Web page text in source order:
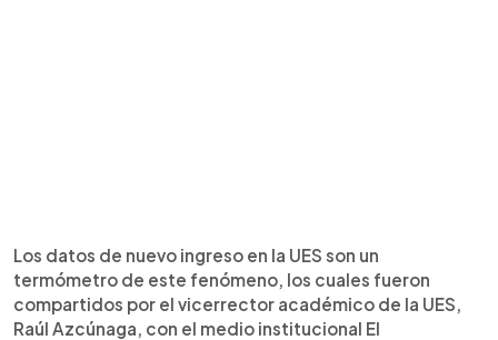
Los datos de nuevo ingreso en la UES son un
termómetro de este fenómeno, los cuales fueron
compartidos por el vicerrector académico de la UES,
Raúl Azcúnaga, con el medio institucional El